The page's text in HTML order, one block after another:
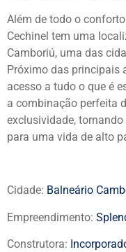
Além de todo o
Cechinel tem uma
Camboriú, uma das
Próximo das principais
acesso a tudo o que é
a combinação perfeita
exclusividade,
para uma vida de alto
Cidade: Balneário
Empreendimento:
Construtora: